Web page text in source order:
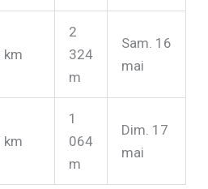
km
2
324
m
Sam. 16
mai
km
1
064
m
Dim. 17
mai